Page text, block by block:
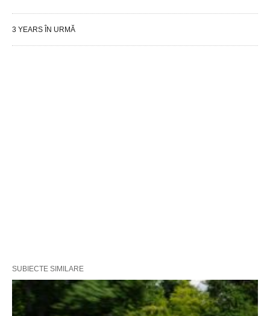
3 YEARS ÎN URMĂ
SUBIECTE SIMILARE